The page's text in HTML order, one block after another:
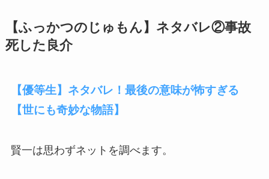
【ふっかつのじゅもん】ネタバレ②事故
死した良介
【優等生】ネタバレ！最後の意味が怖すぎる
【世にも奇妙な物語】
賢一は思わずネットを調べます。